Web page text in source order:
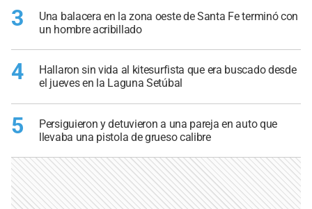
3
Una balacera en la zona oeste de Santa Fe terminó con
un hombre acribillado
4
Hallaron sin vida al kitesurfista que era buscado desde
el jueves en la Laguna Setúbal
5
Persiguieron y detuvieron a una pareja en auto que
llevaba una pistola de grueso calibre